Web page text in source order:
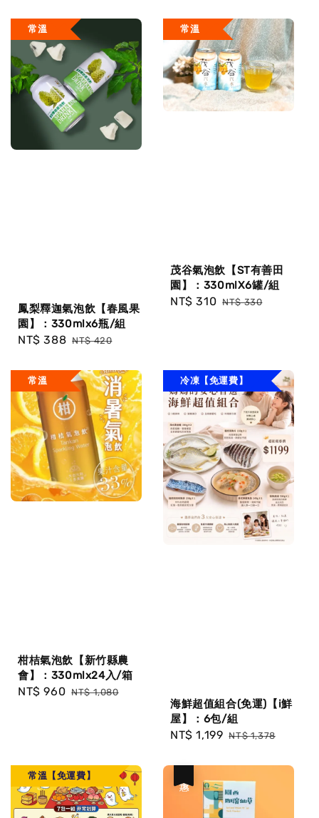
常溫
鳳梨釋迦氣泡飲【春風果
園】：330mlx6瓶/組
Sale
NT$ 388 Regular
NT$ 420
常溫
茂谷氣泡飲【ST有善田
園】：330mlX6罐/組
Sale
NT$ 310 Regular
NT$ 330
常溫
柑桔氣泡飲【新竹縣農
會】：330mlx24入/箱
Sale
NT$ 960 Regular
NT$ 1,080
冷凍【免運費】
海鮮超值組合(免運)【i鮮
屋】：6包/組
Sale
NT$ 1,199 Regular
NT$ 1,378
常溫【免運費】